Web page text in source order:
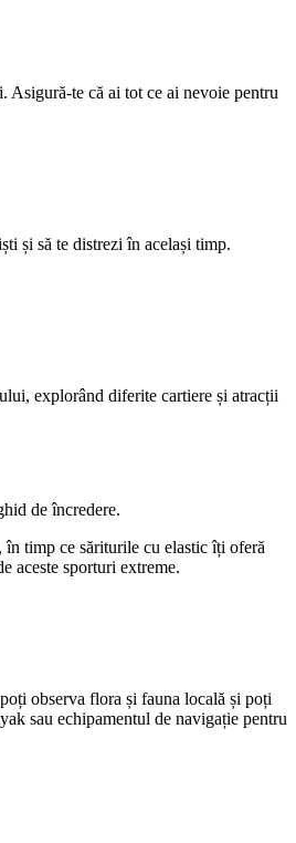
Asigură-te că ai tot ce ai nevoie pentru
și să te distrezi în același timp.
explorând diferite cartiere și atracții
de încredere.
în timp ce săriturile cu elastic îți oferă
aceste sporturi extreme.
observa flora și fauna locală și poți
sau echipamentul de navigație pentru